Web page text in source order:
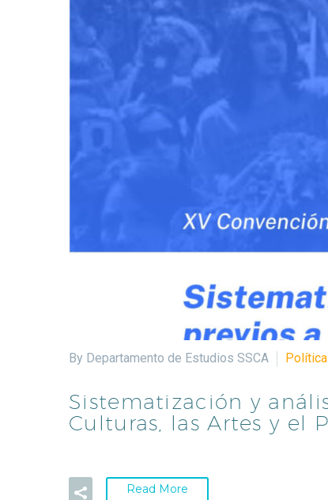
By Departamento de Estudios SSCA
Sistematización y
Culturas, las Artes y el
Read More